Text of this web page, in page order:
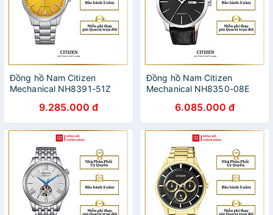
Đồng hồ Nam Citizen
Mechanical NH8391-51Z
9.285.000 đ
Đồng hồ Nam Citizen
Mechanical NH8350-08E
6.085.000 đ